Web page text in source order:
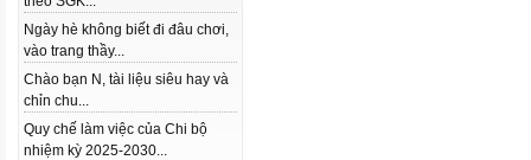
Ngày hè không biết đi đâu chơi,
vào trang thầy...
Chào bạn N, tài liệu siêu hay và
chỉn chu...
Quy chế làm việc của Chi bộ
nhiệm kỳ 2025-2030...